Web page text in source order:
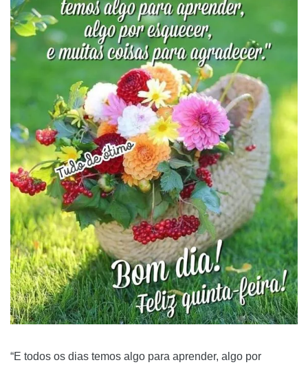
“E todos os dias temos algo para aprender, algo por